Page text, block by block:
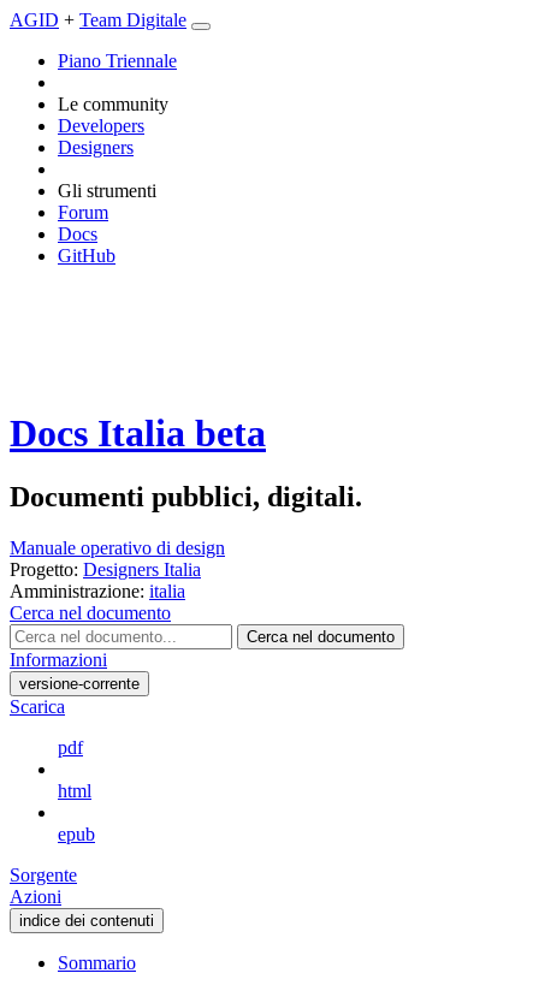
AGID + Team Digitale
Piano Triennale
Le community
Developers
Designers
Gli strumenti
Forum
Docs
GitHub
Docs Italia beta
Documenti pubblici, digitali.
Manuale operativo di design
Progetto: Designers Italia
Amministrazione: italia
Cerca nel documento
Cerca nel documento
Informazioni
versione-corrente
Scarica
pdf
html
epub
Sorgente
Azioni
indice dei contenuti
Sommario